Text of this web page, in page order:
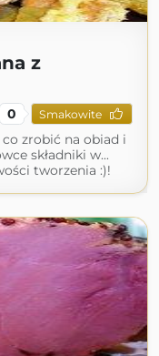
z
0 Smakowite
zrobić na obiad i
składniki w...
tworzenia :)!